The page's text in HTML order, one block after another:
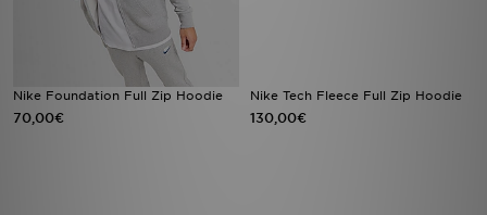
Nike Foundation Full Zip Hoodie
70,00€
Nike Tech Fleece Full Zip Hoodie
130,00€